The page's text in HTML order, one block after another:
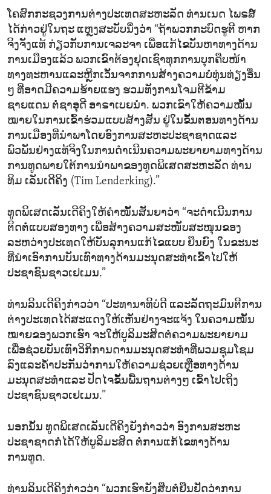
ໂຄສົກກະຊວງການຕ່າງປະເທດສະຫະລັດ ທ່ານເນດ ໄພຣສ໌
ໄດ້ກ່າວຢູ່ໃນຖະ ແຫຼງສະບັບນຶ່ງວ່າ “ຖ້າພວກກະບົດຮູຕີ ຫາກ
ຈິງຈັງແທ້ ກ່ຽວກັບການເຈລະຈາ ເພື່ອແກ້ໄຂບັນຫາທາງດ້ານ
ການເມືອງແລ້ວ ພວກເຂົາຕ້ອງຢຸດເຊົາທຸກການບຸກຄືບໜ້າ
ທາງທະຫານແລະຫຼີກເວັ້ນຈາກການສ້າງຄວາມບໍ່ທຸ່ນທ່ຽງອື່ນ
ໆ ທີ່ອາດມີຄວາມຮ້າຍແຮງ ຮວມທັງການໂຈມຕີຂ້າມ
ຊາຍແດນ ຕໍ່ຊາອຸດີ ອາຣາເບຍນຳ. ພວກເຂົາໃຫ້ຄວາມໝັ້ນ
ໝາຍໃນການເຂົ້າຮ່ວມແບບສ້າງສັນ ຢູ່ໃນຂັ້ນຕອນທາງດ້ານ
ການເມືອງທີ່ນຳພາໂດຍອົງການສະຫະປະຊາຊາດແລະ
ພົວພັນຢ່າງແທ້ຈິງ​ໃນການດຳເນີນຄວາມພະຍາຍາມທາງດ້ານ
ການທູດພາຍໃຕ້ການນຳພາຂອງທູດພິເສດສະຫະລັດ ທ່ານ
ທິມ ເລັນເດີຄິງ (Tim Lenderking).”
ທູດພິເສດເລັນເດີຄິງໃຫ້ຄຳໝັ້ນສັນຍາວ່າ “ຈະດຳເນີິນການ
ຕິດຕໍ່ແບບສອງທາງ ເພື່ອສ້າງຄວາມສະໜັບສະໜຸນຂອງ
ລະຫວ່າງປະເທດໃຫ້ບັນລຸການແກ້ໄຂແບບ ຍືນຍົງ ໃນຂະນະ
ທີ່ນຳເອົາການບັນເທົາທາງດ້ານມະນຸດສະທຳເຂົ້າໄປໃຫ້
ປະຊາຊົນຊາວເຢເມນ.”
ທ່ານລິນເດີຄິງກ່າວວ່າ “ປະທານາທິບໍດີ ແລະລັດຖະມົນຕີການ
ຕ່າງປະເທດໄດ້ສະແດງໃຫ້ເຫັນຢ່າງຈະແຈ້ງ ໃນຄວາມໝັ້ນ
ໝາຍຂອງພວກເຮົາ ຈະໃຫ້ບູລິມະສິດຕໍ່ຄວາມພະຍາຍາມ
ເພື່ອຊ່ວຍບັນເທົາວິກິການດານມະນຸດສະທຳທີ່ພວມຊຸມໂຊມ
ລົງແລະຄ້ຳປະກັນວ່າການໃຫ້ຄວາມຊ່ວຍເຫຼືອທາງດ້ານ
ມະນຸດສະທຳແລະ ປັດໄຈຂັ້ນພື້ນຖານຕ່າງໆ ເຂົ້າໄປເຖິງ
ປະຊາຊົນຊາວເຢເມນ.”
ນອກນັ້ນ ທູດພິເສດເລັນເດີຄິງຍັງກ່າວວ່າ ອົງການສະຫະ
ປະຊາຊາດກໍໄດ້ໃຫ້ບູລິມະສິດ ຕໍ່ການແກ້ໄຂທາງດ້ານ
ການທູດ.
ທ່ານລິນເດີຄິງກ່າວວ່າ “ພວກເຮົາຍັງສືບຕໍ່ຢືນຢັດວ່າການ